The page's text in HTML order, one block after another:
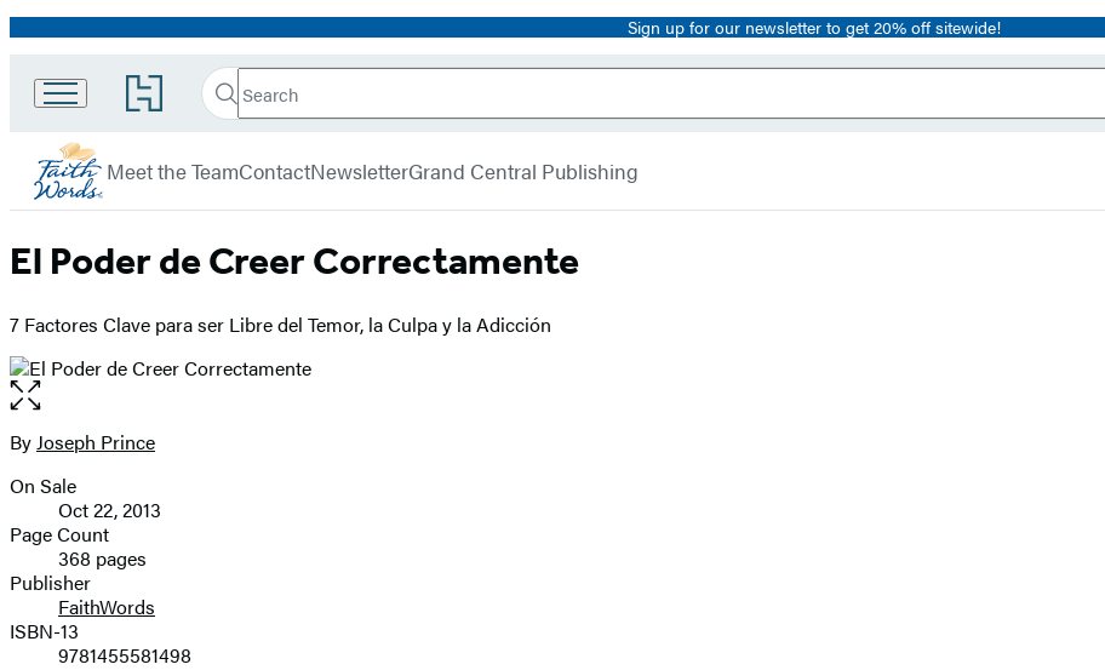
Promotion Sign up for our newsletter to get 20% off sitewide!
Go
to
Book
Group
home
Search
Search
Submit
Meet the TeamContactNewsletterGrand Central Publishing
El Poder de Creer Correctamente
7 Factores Clave para ser Libre del Temor, la Culpa y la Adicción
Open
the
full-
image
Contributors
ByJoseph Prince
Formats
and
Prices
On Sale
Oct 22, 2013
Page Count
368 pages
Publisher
FaithWords
ISBN-13
9781455581498